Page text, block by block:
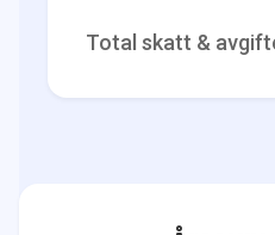
Total skatt &